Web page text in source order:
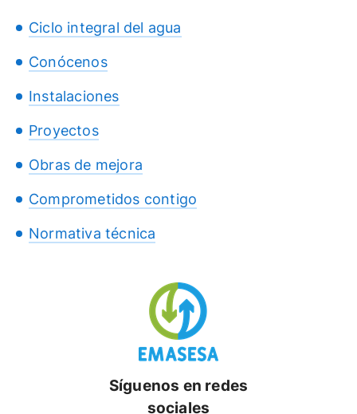
Ciclo integral del agua
Conócenos
Instalaciones
Proyectos
Obras de mejora
Comprometidos contigo
Normativa técnica
Síguenos en redes
sociales